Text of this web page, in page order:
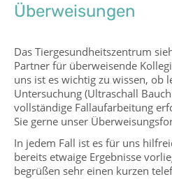
Überweisungen
Das Tiergesundheitszentrum
Partner für überweisende
uns ist es wichtig zu wissen, ob
Untersuchung (Ultraschall
vollständige Fallaufarbeitung
Sie gerne unser
In jedem Fall ist es für uns
bereits etwaige Ergebnisse
begrüßen sehr einen kurzen